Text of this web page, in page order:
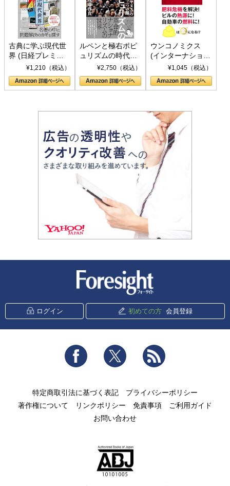
古典に学ぶ現代世
界 (日経プレミア
シリーズ)¥1,210（税込）
ルペンと極右ポピ
ュリズムの時代：
〈ヤヌス〉の二つ
の顔
¥2,750（税込）
ウンコノミクス
(インターナショナ
ル新書)¥1,045（税込）
ログイン 初めての方 会員登録
Facebook Twitter
特定商取引法に基づく表記
プライバシーポリシー
著作権について
リンクポリシー 免責事項
ご利用ガイド
お問い合わせ